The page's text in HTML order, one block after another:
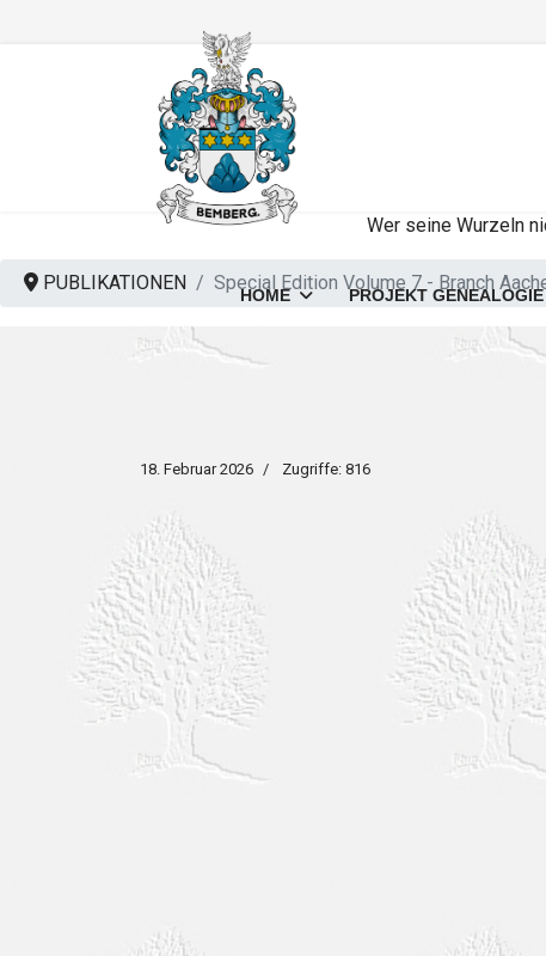
HOME PROJEKT
Wer seine Wurzeln
PUBLIKATIONEN Special Edition Volume 7 - Branch
18. Februar 2026 Zugriffe: 816